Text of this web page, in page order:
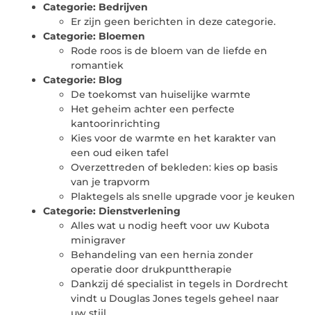
Categorie: Bedrijven
Er zijn geen berichten in deze categorie.
Categorie: Bloemen
Rode roos is de bloem van de liefde en
romantiek
Categorie: Blog
De toekomst van huiselijke warmte
Het geheim achter een perfecte
kantoorinrichting
Kies voor de warmte en het karakter van
een oud eiken tafel
Overzettreden of bekleden: kies op basis
van je trapvorm
Plaktegels als snelle upgrade voor je keuken
Categorie: Dienstverlening
Alles wat u nodig heeft voor uw Kubota
minigraver
Behandeling van een hernia zonder
operatie door drukpunttherapie
Dankzij dé specialist in tegels in Dordrecht
vindt u Douglas Jones tegels geheel naar